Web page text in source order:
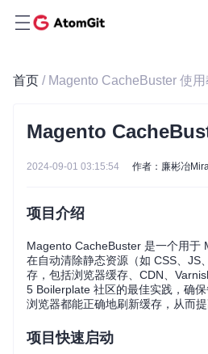
首页 / Magento CacheBuster 使用
Magento
2024-09-01 03:15:54 作者：廉彬冶
项目介绍
Magento CacheBuster 是一个用于
在自动清除静态资源（如 CSS、JS
存，包括浏览器缓存、CDN、
5 Boilerplate 社区的最佳实践，确
浏览器都能正确地刷新缓存，从而提
项目快速启动